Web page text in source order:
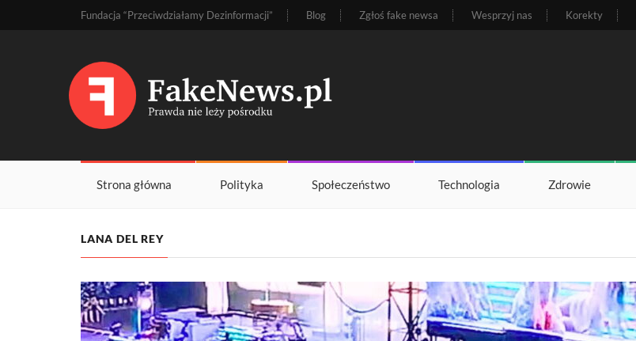
Fundacja “Przeciwdziałamy Dezinformacji” Blog Zgłoś fake newsa Wesprzyj nas Korekty
Strona główna Polityka Społeczeństwo Technologia Zdrowie
LANA DEL REY